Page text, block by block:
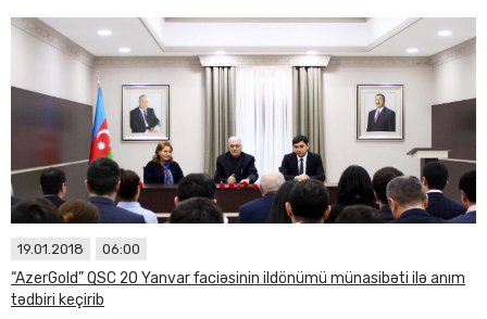
19.01.2018 06:00
“AzerGold” QSC 20 Yanvar faciəsinin ildönümü münasibəti ilə anım
tədbiri keçirib